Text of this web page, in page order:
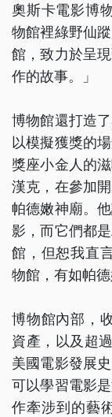
奧斯卡電影博
物館裡綠野仙
館，致力於呈
作的故事。」
博物館還打造
以模擬獲獎的
獎座小金人的
漢克，在參加
帕德嫩神廟。
影，而它們都
館，但恕我直
物館，有如帕德
博物館內部，
資產，以及超
美國電影發展
可以學習電影
作牽涉到的藝